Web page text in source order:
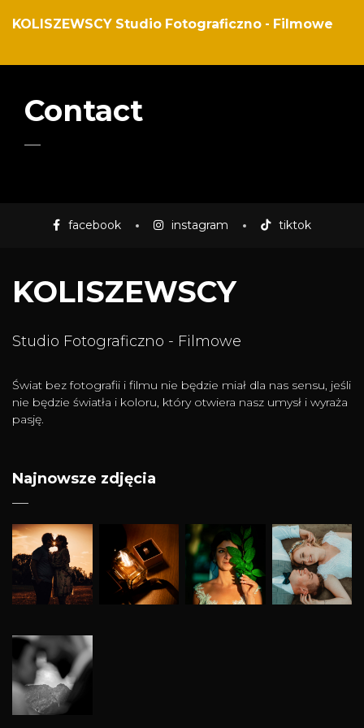
KOLISZEWSCY Studio Fotograficzno - Filmowe
Contact
facebook instagram tiktok
KOLISZEWSCY
Studio Fotograficzno - Filmowe
Świat bez fotografii i filmu nie będzie miał dla nas sensu, jeśli
nie będzie światła i koloru, który otwiera nasz umysł i wyraża
pasję.
Najnowsze zdjęcia